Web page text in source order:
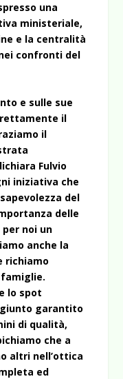
una
ministeriale,
e la centralità
confronti del
e sulle sue
il
il
Fulvio
iniziativa che
del
delle
noi un
anche la
richiamo
lo spot
garantito
di qualità,
che a
altri nell’ottica
ed